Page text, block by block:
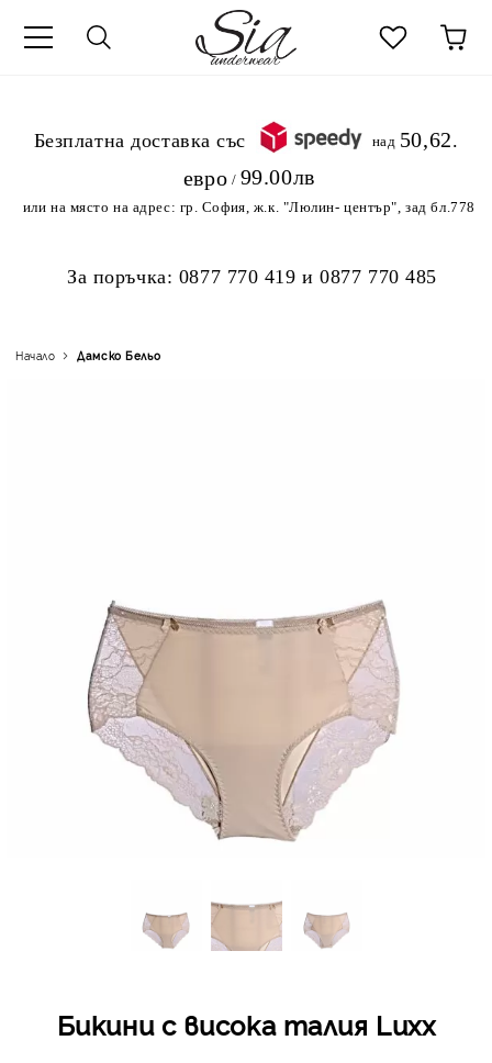
.Безплатна доставка със
над 50,62
евро / 99.00лв
или на място на адрес: гр. София, ж.к. "Люлин- център", зад бл.778
За поръчка: 0877 770 419 и0877 770 485
Начало Дамско Бельо
Бикини с висока талия Luxx